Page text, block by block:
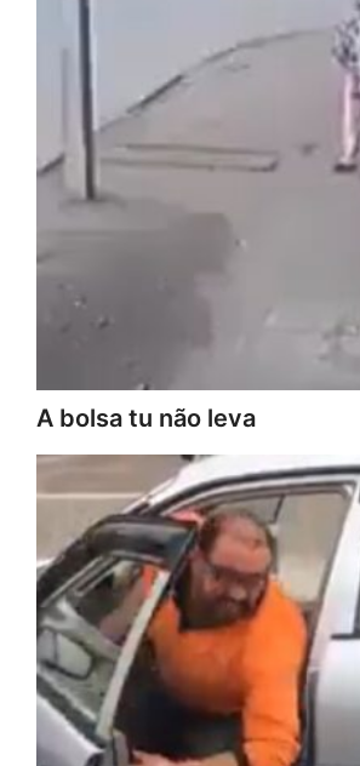
A bolsa tu não leva